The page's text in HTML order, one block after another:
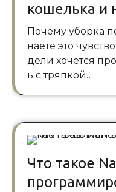
кошелька и
Почему уборка перестала быть рутиной З
наете это
дели хочется
ь с тряпкой…
Что такое